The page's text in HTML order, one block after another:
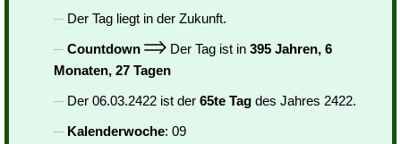
Der Tag liegt in der Zukunft.
Countdown
Der Tag ist in 395 Jahren, 6
Monaten, 27 Tagen
Der 06.03.2422 ist der 65te Tag des Jahres 2422.
Kalenderwoche: 09